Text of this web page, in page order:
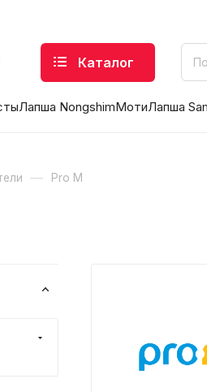
Каталог
Лапша NongshimМотиЛапша
— Pro M